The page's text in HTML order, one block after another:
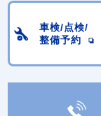
車検/点検/
整備予約